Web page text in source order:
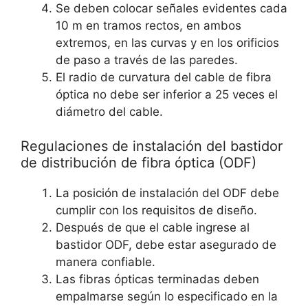
Se deben colocar señales evidentes cada
10 m en tramos rectos, en ambos
extremos, en las curvas y en los orificios
de paso a través de las paredes.
El radio de curvatura del cable de fibra
óptica no debe ser inferior a 25 veces el
diámetro del cable.
Regulaciones de instalación del bastidor
de distribución de fibra óptica (ODF)
La posición de instalación del ODF debe
cumplir con los requisitos de diseño.
Después de que el cable ingrese al
bastidor ODF, debe estar asegurado de
manera confiable.
Las fibras ópticas terminadas deben
empalmarse según lo especificado en la